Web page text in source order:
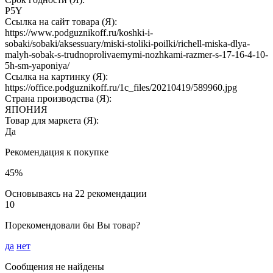
P5Y
Ссылка на сайт товара (Я):
https://www.podguznikoff.ru/koshki-i-
sobaki/sobaki/aksessuary/miski-stoliki-poilki/richell-miska-dlya-
malyh-sobak-s-trudnoprolivaemymi-nozhkami-razmer-s-17-16-4-10-
5h-sm-yaponiya/
Ссылка на картинку (Я):
https://office.podguznikoff.ru/1c_files/20210419/589960.jpg
Страна производства (Я):
ЯПОНИЯ
Товар для маркета (Я):
Да
Рекомендация к покупке
45%
Основываясь на 22 рекомендации
10
Порекомендовали бы Вы товар?
да нет
Сообщения не найдены